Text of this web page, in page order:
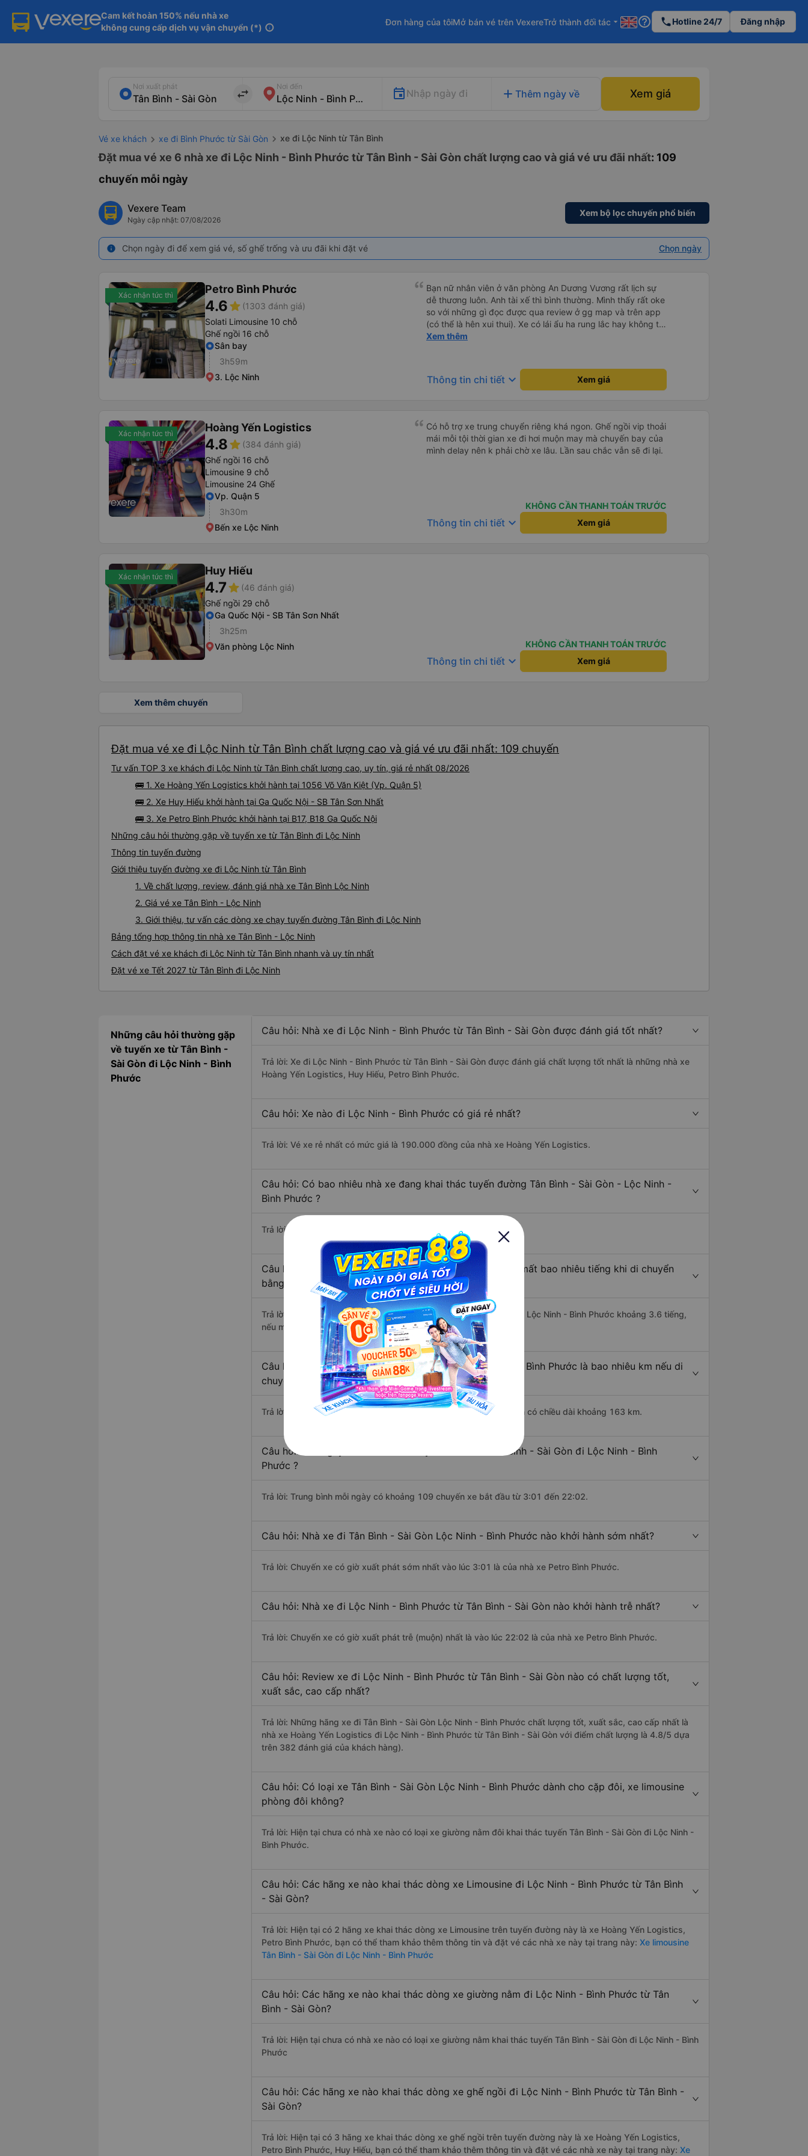
Cam kết hoàn 150% nếu nhà xe
không cung cấp dịch vụ vận chuyển (*) info
Đơn hàng của tôiMở bán vé trên VexereTrở thành đối tác arrow_drop_down help_outline phoneHotline 24/7 Đăng nhập
Nơi xuất phát
import_export
Nơi đến
Nhập ngày đi add Thêm ngày về Xem giá
Vé xe khách xe đi Bình Phước từ Sài Gòn xe đi Lộc Ninh từ Tân Bình
Đặt mua vé xe 6 nhà xe đi Lộc Ninh - Bình Phước từ Tân Bình - Sài Gòn chất lượng cao và giá vé ưu đãi nhất: 109
chuyến mỗi ngày
Vexere Team
Ngày cập nhật: 07/08/2026
Xem bộ lọc chuyến phổ biến
info Chọn ngày đi để xem giá vé, số ghế trống và ưu đãi khi đặt vé Chọn ngày
Xác nhận tức thì Petro Bình Phước
4.6star (1303 đánh giá)
Solati Limousine 10 chỗ
Ghế ngồi 16 chỗ
Sân bay
3h59m
3. Lộc Ninh
Bạn nữ nhân viên ở văn phòng An Dương Vương rất lịch sự
dễ thương luôn. Anh tài xế thì bình thường. Mình thấy rất oke
so với những gì đọc được qua review ở gg map và trên app
(có thể là hên xui thui). Xe có lái ẩu ha rung lắc hay không thì
cũng ko rõ tại mình say xe nên ngủ ko à
Xem thêm
Thông tin chi tiết keyboard_arrow_down Xem giá
Xác nhận tức thì Hoàng Yến Logistics
4.8star (384 đánh giá)
Ghế ngồi 16 chỗ
Limousine 9 chỗ
Limousine 24 Ghế
Vp. Quận 5
3h30m
Bến xe Lộc Ninh
Có hỗ trợ xe trung chuyển riêng khá ngon. Ghế ngồi vip thoải
mái mỗi tội thời gian xe đi hơi muộn may mà chuyến bay của
mình delay nên k phải chờ xe lâu. Lần sau chắc vẫn sẽ đi lại.
KHÔNG CẦN THANH TOÁN TRƯỚC
Thông tin chi tiết keyboard_arrow_down Xem giá
Xác nhận tức thì Huy Hiếu
4.7star (46 đánh giá)
Ghế ngồi 29 chỗ
Ga Quốc Nội - SB Tân Sơn Nhất
3h25m
Văn phòng Lộc Ninh
KHÔNG CẦN THANH TOÁN TRƯỚC
Thông tin chi tiết keyboard_arrow_down Xem giá
Xem thêm chuyến
Đặt mua vé xe đi Lộc Ninh từ Tân Bình chất lượng cao và giá vé ưu đãi nhất: 109 chuyến
Tư vấn TOP 3 xe khách đi Lộc Ninh từ Tân Bình chất lượng cao, uy tín, giá rẻ nhất 08/2026
🚌 1. Xe Hoàng Yến Logistics khởi hành tại 1056 Võ Văn Kiệt (Vp. Quận 5)
🚌 2. Xe Huy Hiếu khởi hành tại Ga Quốc Nội - SB Tân Sơn Nhất
🚌 3. Xe Petro Bình Phước khởi hành tại B17, B18 Ga Quốc Nội
Những câu hỏi thường gặp về tuyến xe từ Tân Bình đi Lộc Ninh
Thông tin tuyến đường
Giới thiệu tuyến đường xe đi Lộc Ninh từ Tân Bình
1. Về chất lượng, review, đánh giá nhà xe Tân Bình Lộc Ninh
2. Giá vé xe Tân Bình - Lộc Ninh
3. Giới thiệu, tư vấn các dòng xe chạy tuyến đường Tân Bình đi Lộc Ninh
Bảng tổng hợp thông tin nhà xe Tân Bình - Lộc Ninh
Cách đặt vé xe khách đi Lộc Ninh từ Tân Bình nhanh và uy tín nhất
Đặt vé xe Tết 2027 từ Tân Bình đi Lộc Ninh
Những câu hỏi thường gặp
về tuyến xe từ Tân Bình -
Sài Gòn đi Lộc Ninh - Bình
Phước
Câu hỏi: Nhà xe đi Lộc Ninh - Bình Phước từ Tân Bình - Sài Gòn được đánh giá tốt nhất?
Trả lời: Xe đi Lộc Ninh - Bình Phước từ Tân Bình - Sài Gòn được đánh giá chất lượng tốt nhất là những nhà xe
Hoàng Yến Logistics, Huy Hiếu, Petro Bình Phước.
Câu hỏi: Xe nào đi Lộc Ninh - Bình Phước có giá rẻ nhất?
Trả lời: Vé xe rẻ nhất có mức giá là 190.000 đồng của nhà xe Hoàng Yến Logistics.
Câu hỏi: Có bao nhiêu nhà xe đang khai thác tuyến đường Tân Bình - Sài Gòn - Lộc Ninh -
Bình Phước ?
Trả lời: Hiện tại có 3 nhà xe khai thác tuyến đường.
Câu hỏi: Từ Tân Bình - Sài Gòn đi Lộc Ninh - Bình Phước mất bao nhiêu tiếng khi di chuyển
bằng xe khách?
Trả lời: Thời gian di chuyển bằng xe khách từ Tân Bình - Sài Gòn đi Lộc Ninh - Bình Phước khoảng 3.6 tiếng,
nếu mật độ giao thông thuận lợi.
Câu hỏi: Khoảng cách từ Tân Bình - Sài Gòn đi Lộc Ninh - Bình Phước là bao nhiêu km nếu di
chuyển bằng xe khách?
Trả lời: Đoạn đường đi Lộc Ninh - Bình Phước từ Tân Bình - Sài Gòn có chiều dài khoảng 163 km.
Câu hỏi: Mỗi ngày có bao nhiêu chuyến xe khách Tân Bình - Sài Gòn đi Lộc Ninh - Bình
Phước ?
Trả lời: Trung bình mỗi ngày có khoảng 109 chuyến xe bắt đầu từ 3:01 đến 22:02.
Câu hỏi: Nhà xe đi Tân Bình - Sài Gòn Lộc Ninh - Bình Phước nào khởi hành sớm nhất?
Trả lời: Chuyến xe có giờ xuất phát sớm nhất vào lúc 3:01 là của nhà xe Petro Bình Phước.
Câu hỏi: Nhà xe đi Lộc Ninh - Bình Phước từ Tân Bình - Sài Gòn nào khởi hành trễ nhất?
Trả lời: Chuyến xe có giờ xuất phát trễ (muộn) nhất là vào lúc 22:02 là của nhà xe Petro Bình Phước.
Câu hỏi: Review xe đi Lộc Ninh - Bình Phước từ Tân Bình - Sài Gòn nào có chất lượng tốt,
xuất sắc, cao cấp nhất?
Trả lời: Những hãng xe đi Tân Bình - Sài Gòn Lộc Ninh - Bình Phước chất lượng tốt, xuất sắc, cao cấp nhất là
nhà xe Hoàng Yến Logistics đi Lộc Ninh - Bình Phước từ Tân Bình - Sài Gòn với điểm chất lượng là 4.8/5 dựa
trên 382 đánh giá của khách hàng).
Câu hỏi: Có loại xe Tân Bình - Sài Gòn Lộc Ninh - Bình Phước dành cho cặp đôi, xe limousine
phòng đôi không?
Trả lời: Hiện tại chưa có nhà xe nào có loại xe giường nằm đôi khai thác tuyến Tân Bình - Sài Gòn đi Lộc Ninh -
Bình Phước.
Câu hỏi: Các hãng xe nào khai thác dòng xe Limousine đi Lộc Ninh - Bình Phước từ Tân Bình
- Sài Gòn?
Trả lời: Hiện tại có 2 hãng xe khai thác dòng xe Limousine trên tuyến đường này là xe Hoàng Yến Logistics,
Petro Bình Phước, bạn có thể tham khảo thêm thông tin và đặt vé các nhà xe này tại trang này: Xe limousine
Tân Bình - Sài Gòn đi Lộc Ninh - Bình Phước
Câu hỏi: Các hãng xe nào khai thác dòng xe giường nằm đi Lộc Ninh - Bình Phước từ Tân
Bình - Sài Gòn?
Trả lời: Hiện tại chưa có nhà xe nào có loại xe giường nằm khai thác tuyến Tân Bình - Sài Gòn đi Lộc Ninh - Bình
Phước
Câu hỏi: Các hãng xe nào khai thác dòng xe ghế ngồi đi Lộc Ninh - Bình Phước từ Tân Bình -
Sài Gòn?
Trả lời: Hiện tại có 3 hãng xe khai thác dòng xe ghế ngồi trên tuyến đường này là xe Hoàng Yến Logistics,
Petro Bình Phước, Huy Hiếu, bạn có thể tham khảo thêm thông tin và đặt vé các nhà xe này tại trang này: Xe